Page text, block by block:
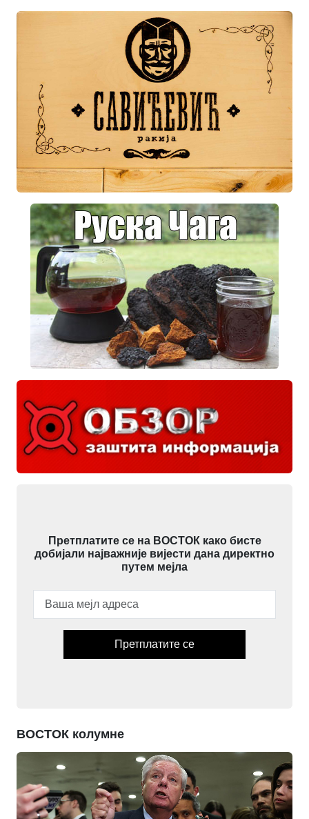
Претплатите се на ВОСТОК како бисте
добијали најважније вијести дана директно
путем мејла
Претплатите се
ВОСТОК колумне